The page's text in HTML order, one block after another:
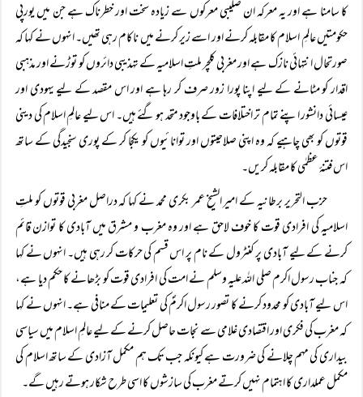
کا سامنا ہے اور یہ معرکہ ان صلیبی معرکوں سے زیادہ سخت اور خطرناک ہے جن میں یورپی
حکومتیں عالمِ اسلام کا مقابلہ کرنے اور اسے زیر کرنے میں ناکام رہی تھیں۔ انہوں نے کہا کہ
صورتحال انتہائی نازک ہے اور مغربی کلچر ملتِ اسلامیہ کے تہذیبی دائروں کو توڑنے اور مذہبی
اقدار کو مٹانے کے لیے اپنا پورا زور صرف کر رہا ہے اور اس مقصد کے لیے یہودی اور
عیسائی دانشور اپنے تمام تر اختلافات کے باوجود متحد ہو گئے ہیں۔ اس لیے عالمِ اسلام کی دینی
قوتوں کو بھی چاہیے کہ وہ اپنی صلاحیتوں اور توانائیوں کو یکجا کر کے پوری سنجیدگی کے ساتھ
اس فتنۂ عظمٰی کا مقابلہ کریں۔
حزب التحریر برطانیہ کے امیر الشیخ عمر بکری محمد نے کہا کہ دراصل مغربی قوتوں کو ملتِ
اسلامیہ کی افرادی قوت کا خوف لاحق ہے اور وہ مغرب و مشرق میں آبادی کا توازن قائم
کرنے کے لیے آبادی پر کنٹرول کے نام پر اس قسم کی حرکات کر رہی ہیں۔ انہوں نے کہا
کہ جناب رسول اکرم صلی اللہ علیہ وسلم نے امت کی افرادی قوت کو بڑھانے کا حکم دیا ہے،
اس لیے آبادی کو محدود کرنے کا تصور رسول اکرمؐ کی تعلیمات کے منافی ہے۔ انہوں نے کہا
کہ مغرب کی فکری اور اقتصادی غلامی سے نجات حاصل کرنے کے لیے عالمِ اسلام میں سیاسی
بیداری کی مہم چلانے کی ضرورت ہے کیونکہ جب تک ہم مکمل آزادی کے ساتھ اسلام کی
مکمل عملداری کا اہتمام نہیں کرتے مغرب کی سازشوں کا اسی طرح شکار ہوتے رہیں گے۔